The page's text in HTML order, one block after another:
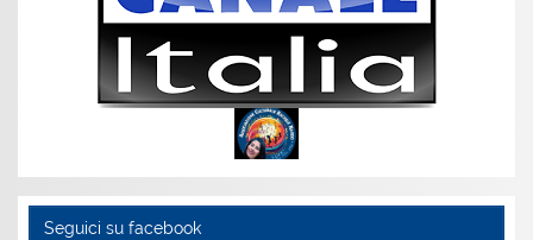
Seguici su facebook